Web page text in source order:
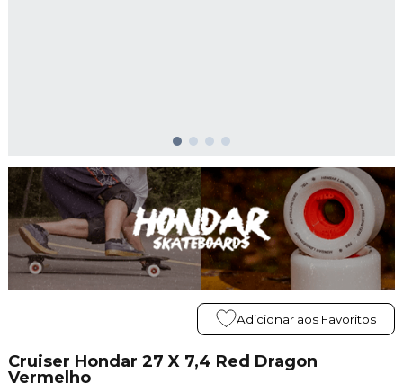
Adicionar aos Favoritos
Cruiser Hondar 27 X 7,4 Red Dragon
Vermelho